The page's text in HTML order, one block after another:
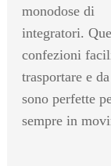
monodose di
integratori.
confezioni
trasportare e
sono perfette
sempre in